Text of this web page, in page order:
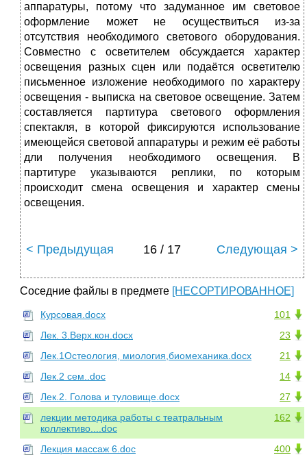
аппаратуры, потому что задуманное им световое
оформление может не осуществиться из-за
отсутствия необходимого светового оборудования.
Совместно с осветителем обсуждается характер
освещения разных сцен или подаётся осветителю
письменное изложение необходимого по характеру
освещения - выписка на световое освещение. Затем
составляется партитура светового оформления
спектакля, в которой фиксируются использование
имеющейся световой аппаратуры и режим её работы
дли получения необходимого освещения. В
партитуре указываются реплики, по которым
происходит смена освещения и характер смены
освещения.
< Предыдущая 16 / 17 Следующая >
Соседние файлы в предмете [НЕСОРТИРОВАННОЕ]
101
Курсовая.docx
23
Лек. 3.Верх.кон.docx
21
Лек.1Остеология, миология,биомеханика.docx
14
Лек.2 сем..doc
27
Лек.2. Голова и туловище.docx
162
лекции методика работы с театральным
коллективо....doc
400
Лекция массаж 6.doc